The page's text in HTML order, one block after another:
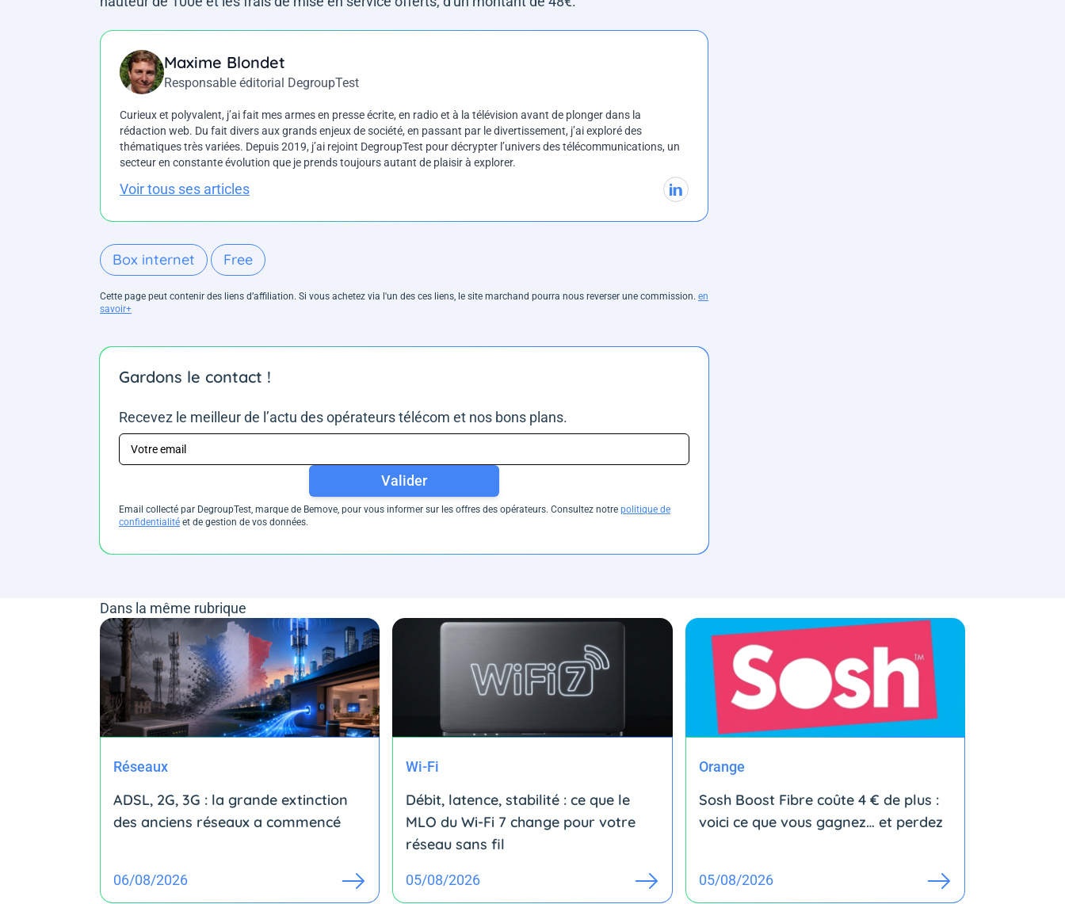
Maxime Blondet
Responsable éditorial DegroupTest
Curieux et polyvalent, j’ai fait mes armes en presse écrite, en radio et à la télévision avant de plonger dans la
rédaction web. Du fait divers aux grands enjeux de société, en passant par le divertissement, j’ai exploré des
thématiques très variées. Depuis 2019, j’ai rejoint DegroupTest pour décrypter l’univers des télécommunications, un
secteur en constante évolution que je prends toujours autant de plaisir à explorer.
Voir tous ses articles
Box internet Free
Cette page peut contenir des liens d’affiliation. Si vous achetez via l'un des ces liens, le site marchand pourra nous reverser une commission. en
savoir+
Gardons le contact !
Recevez le meilleur de l’actu des opérateurs télécom et nos bons plans.
Valider
Email collecté par DegroupTest, marque de Bemove, pour vous informer sur les offres des opérateurs. Consultez notre politique de
confidentialité et de gestion de vos données.
Dans la même rubrique
Réseaux
ADSL, 2G, 3G : la grande extinction
des anciens réseaux a commencé
06/08/2026
Wi-Fi
Débit, latence, stabilité : ce que le
MLO du Wi-Fi 7 change pour votre
réseau sans fil
05/08/2026
Orange
Sosh Boost Fibre coûte 4 € de plus :
voici ce que vous gagnez… et perdez
05/08/2026